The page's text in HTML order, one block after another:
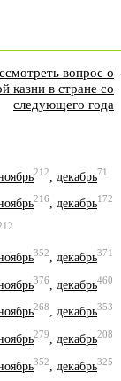
вопрос о
казни в стране со
следующего года
212 декабрь71
216, декабрь172
352, декабрь371
376 декабрь460
268, декабрь353
279 декабрь208
352 декабрь325